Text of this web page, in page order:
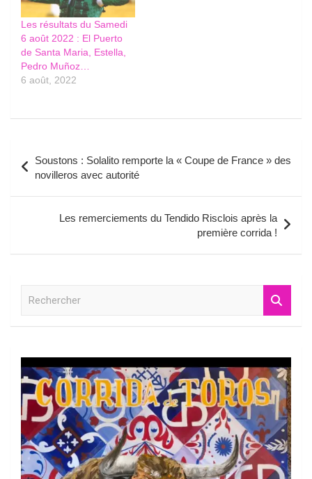
Les résultats du Samedi
6 août 2022 : El Puerto
de Santa Maria, Estella,
Pedro Muñoz…
6 août, 2022
de
l’article
Soustons : Solalito remporte la « Coupe de France » des
novilleros avec autorité
Les remerciements du Tendido Risclois après la
première corrida !
r
c
h
e
r